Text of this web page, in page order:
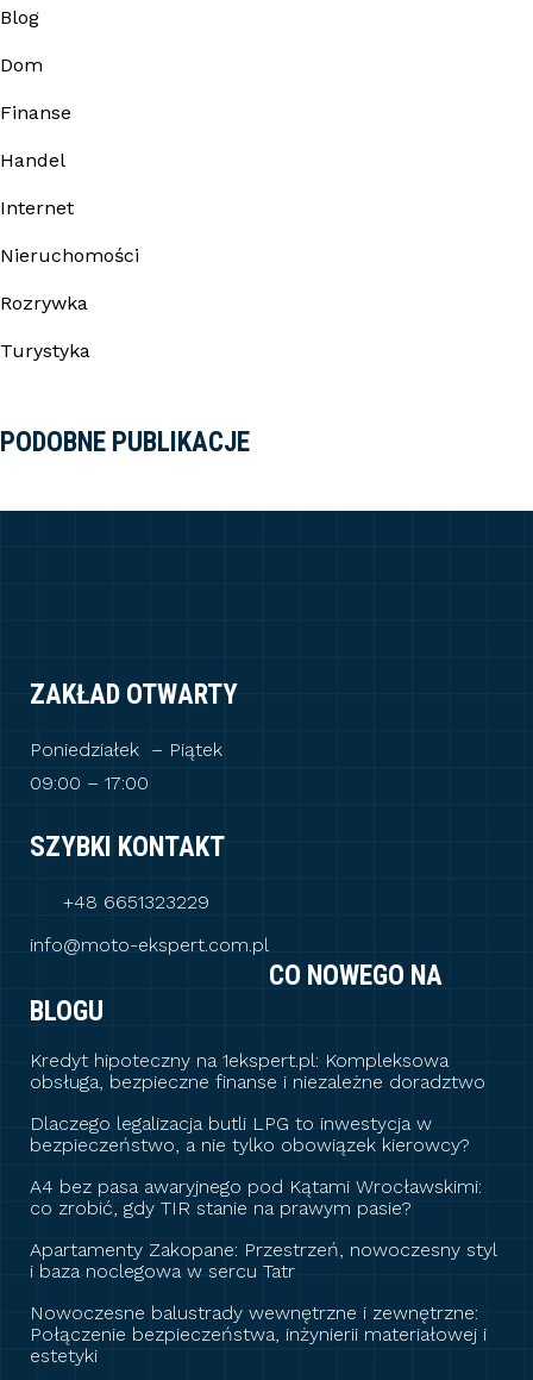
Blog
Dom
Finanse
Handel
Internet
Nieruchomości
Rozrywka
Turystyka
PODOBNE PUBLIKACJE
ZAKŁAD OTWARTY
Poniedziałek – Piątek
09:00 – 17:00
SZYBKI KONTAKT
+48 6651323229
info@moto-ekspert.com.pl
CO NOWEGO NA
BLOGU
Kredyt hipoteczny na 1ekspert.pl: Kompleksowa
obsługa, bezpieczne finanse i niezależne doradztwo
Dlaczego legalizacja butli LPG to inwestycja w
bezpieczeństwo, a nie tylko obowiązek kierowcy?
A4 bez pasa awaryjnego pod Kątami Wrocławskimi:
co zrobić, gdy TIR stanie na prawym pasie?
Apartamenty Zakopane: Przestrzeń, nowoczesny styl
i baza noclegowa w sercu Tatr
Nowoczesne balustrady wewnętrzne i zewnętrzne:
Połączenie bezpieczeństwa, inżynierii materiałowej i
estetyki